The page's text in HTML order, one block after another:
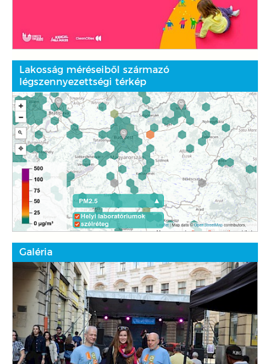
Lakosság méréseiből származó
légszennyezettségi térkép
Galéria